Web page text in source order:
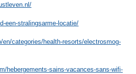
een-stralingsarme-locatie/
en/categories/health-resorts/electrosmog-
hebergements-sains-vacances-sans-wifi-